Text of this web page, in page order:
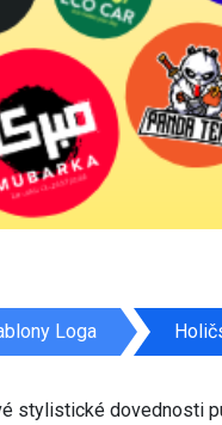
Loga
stylistické dovednosti